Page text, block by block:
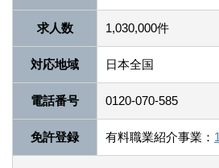
求人数 1,030,000件
対応地域 日本全国
電話番号 0120-070-585
免許登録 有料職業紹介事業：